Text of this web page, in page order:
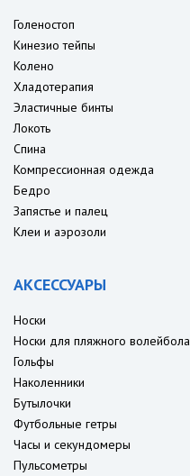
Голеностоп
Кинезио тейпы
Колено
Хладотерапия
Эластичные бинты
Локоть
Спина
Компрессионная одежда
Бедро
Запястье и палец
Клеи и аэрозоли
АКСЕССУАРЫ
Носки
Носки для пляжного волейбола
Гольфы
Наколенники
Бутылочки
Футбольные гетры
Часы и секундомеры
Пульсометры